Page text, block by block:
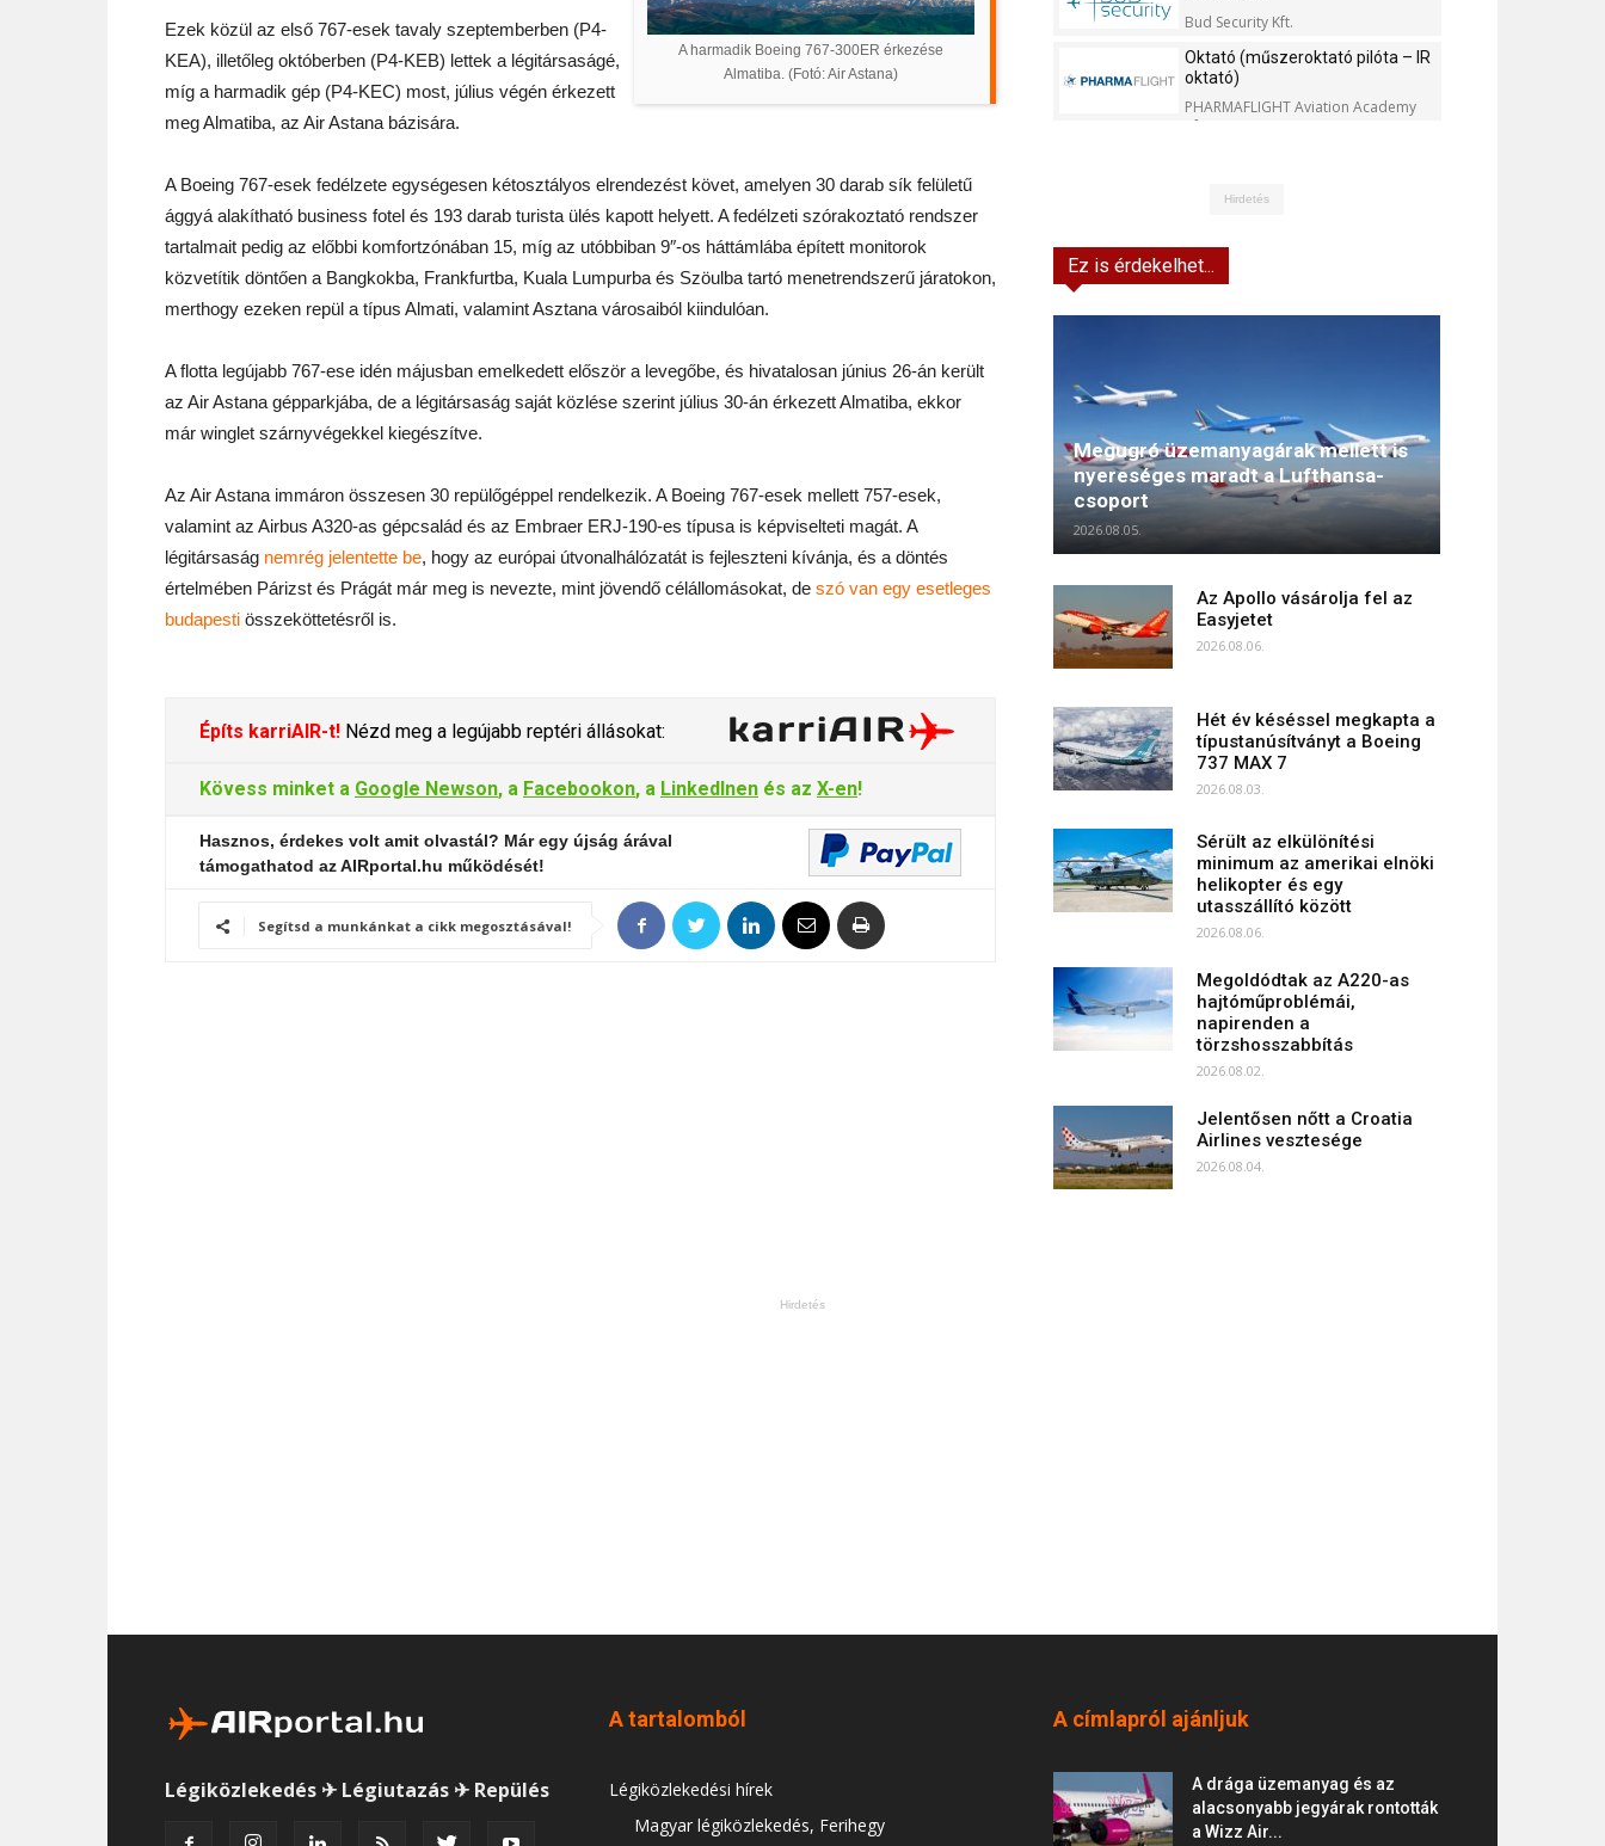
A harmadik Boeing 767-300ER érkezése
Almatiba. (Fotó: Air Astana)
Ezek közül az első 767-esek tavaly szeptemberben (P4-
KEA), illetőleg októberben (P4-KEB) lettek a légitársaságé,
míg a harmadik gép (P4-KEC) most, július végén érkezett
meg Almatiba, az Air Astana bázisára.
A Boeing 767-esek fedélzete egységesen kétosztályos elrendezést követ, amelyen 30 darab sík felületű
ággyá alakítható business fotel és 193 darab turista ülés kapott helyett. A fedélzeti szórakoztató rendszer
tartalmait pedig az előbbi komfortzónában 15, míg az utóbbiban 9″-os háttámlába épített monitorok
közvetítik döntően a Bangkokba, Frankfurtba, Kuala Lumpurba és Szöulba tartó menetrendszerű járatokon,
merthogy ezeken repül a típus Almati, valamint Asztana városaiból kiindulóan.
A flotta legújabb 767-ese idén májusban emelkedett először a levegőbe, és hivatalosan június 26-án került
az Air Astana gépparkjába, de a légitársaság saját közlése szerint július 30-án érkezett Almatiba, ekkor
már winglet szárnyvégekkel kiegészítve.
Az Air Astana immáron összesen 30 repülőgéppel rendelkezik. A Boeing 767-esek mellett 757-esek,
valamint az Airbus A320-as gépcsalád és az Embraer ERJ-190-es típusa is képviselteti magát. A
légitársaság nemrég jelentette be, hogy az európai útvonalhálózatát is fejleszteni kívánja, és a döntés
értelmében Párizst és Prágát már meg is nevezte, mint jövendő célállomásokat, de szó van egy esetleges
budapesti összeköttetésről is.
Építs karriAIR-t! Nézd meg a legújabb reptéri állásokat:
Kövess minket a Google Newson, a Facebookon, a LinkedInen és az X-en!
Hasznos, érdekes volt amit olvastál? Már egy újság árával
támogathatod az AIRportal.hu működését!
Segítsd a munkánkat a cikk megosztásával!
Bud Security Kft.
Oktató (műszeroktató pilóta – IR
oktató)
PHARMAFLIGHT Aviation Academy
Kft.
Hirdetés
Ez is érdekelhet...
Megugró üzemanyagárak mellett is
nyereséges maradt a Lufthansa-
csoport
2026.08.05.
Az Apollo vásárolja fel az
Easyjetet
2026.08.06.
Hét év késéssel megkapta a
típustanúsítványt a Boeing
737 MAX 7
2026.08.03.
Sérült az elkülönítési
minimum az amerikai elnöki
helikopter és egy
utasszállító között
2026.08.06.
Megoldódtak az A220-as
hajtóműproblémái,
napirenden a
törzshosszabbítás
2026.08.02.
Jelentősen nőtt a Croatia
Airlines vesztesége
2026.08.04.
Hirdetés
Légiközlekedés ✈ Légiutazás ✈ Repülés
A tartalomból
Légiközlekedési hírek
Magyar légiközlekedés, Ferihegy
A címlapról ajánljuk
A drága üzemanyag és az
alacsonyabb jegyárak rontották
a Wizz Air...